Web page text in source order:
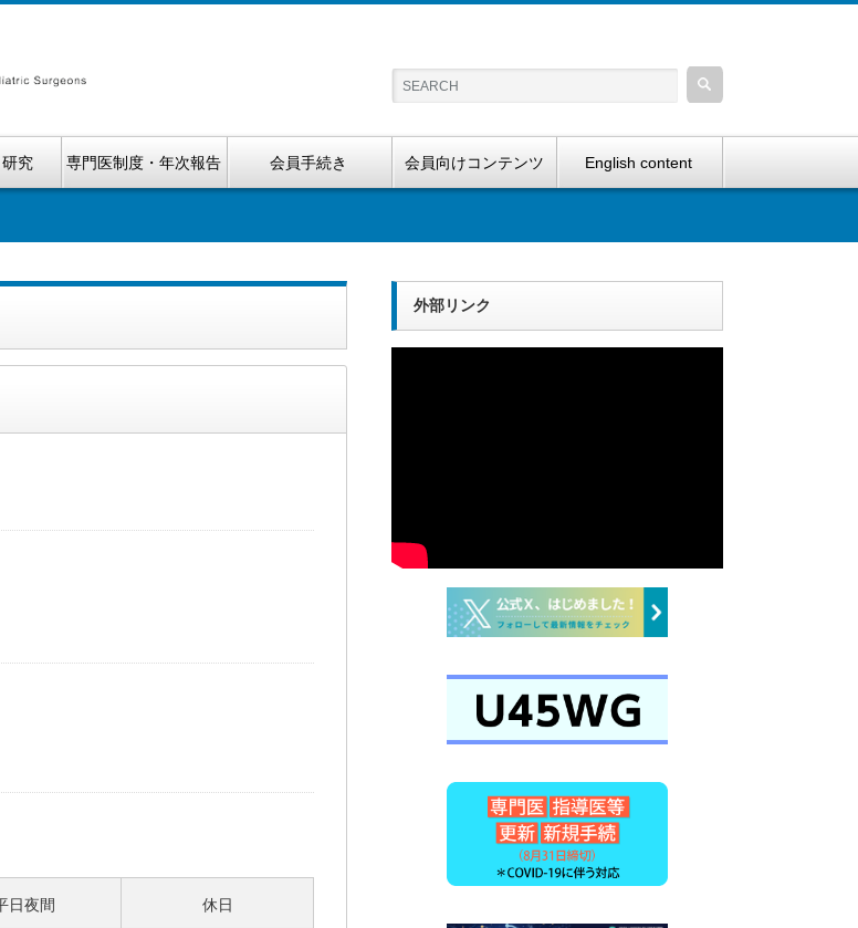
究 専門医制度・年次報告 会員手続き 会員向けコンテンツ English content
日夜間 休日
外部リンク